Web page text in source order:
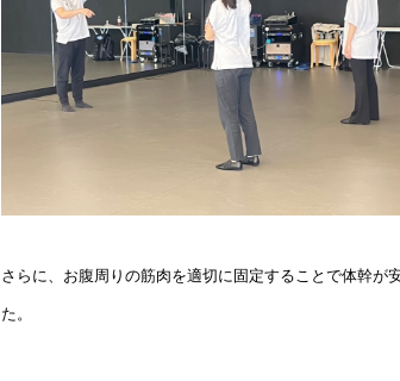
さらに、お腹周りの筋肉を適切に固定することで体幹が安
た 。